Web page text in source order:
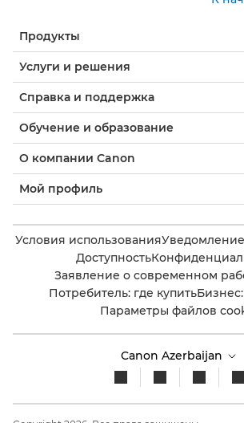
Продукты
Услуги и решения
Справка и поддержка
Обучение и образование
О компании Canon
Мой профиль
Условия использования
Доступность
Заявление о современном
Потребитель: где купить
Параметры файлов
Canon Azerbaijan